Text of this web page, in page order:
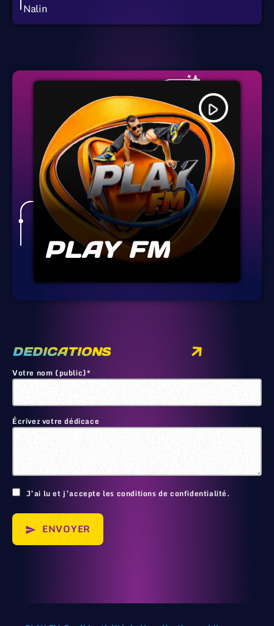
Nalin
play_arrow
PLAY FM
DEDICATIONS
Votre nom (public)*
Écrivez votre dédicace
J’ai lu et j’accepte les conditions de confidentialité.
send ENVOYER